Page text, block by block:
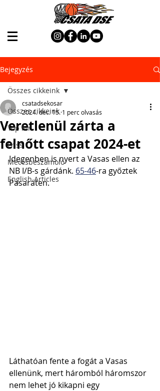
Bejegyzés
Összes cikkeink
Top hír
Friss
Meccsbeszámoló
English Articles
Összes cikkeink
Veretlenül zárta a
felnőtt csapat 2024-et
csatadsekosar
2024. dec. 15. 1 perc olvasás
Idegenben is nyert a Vasas ellen az
NB I/B-s gárdánk. 65-46-ra győztek
Pasaráten.
Láthatóan fente a fogát a Vasas
ellenünk, mert háromból háromszor
nem lehet jó kikapni egy